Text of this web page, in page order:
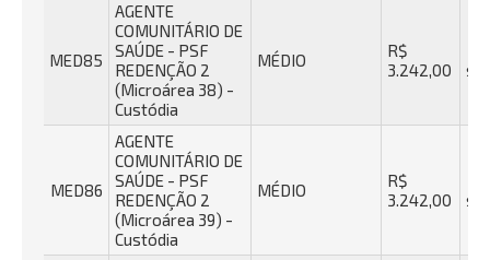
MED85
AGENTE
COMUNITÁRIO DE
SAÚDE - PSF
REDENÇÃO 2
(Microárea 38) -
Custódia
MÉDIO
R$
3.242,00
MED86
AGENTE
COMUNITÁRIO DE
SAÚDE - PSF
REDENÇÃO 2
(Microárea 39) -
Custódia
MÉDIO
R$
3.242,00